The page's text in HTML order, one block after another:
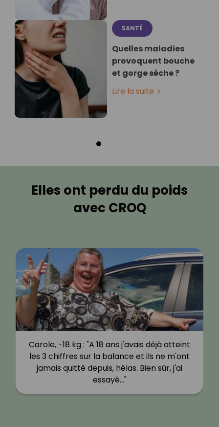
SANTÉ
Quelles maladies
provoquent bouche
et gorge sèche ?
Lire la suite
Elles ont perdu du poids
avec CROQ
Carole, -18 kg : "A 18 ans j'avais déjà atteint
les 3 chiffres sur la balance et ils ne m'ont
jamais quitté depuis, hélas. Bien sûr, j'ai
essayé…"